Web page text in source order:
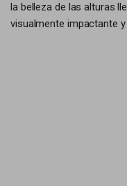
la belleza de las alturas
visualmente impactante